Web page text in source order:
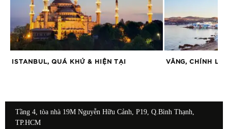
ISTANBUL, QUÁ KHỨ & HIỆN TẠI VÂNG, CHÍNH LÀ
Tầng 4, tòa nhà 19M Nguyễn Hữu Cảnh, P19, Q.Bình Thạnh,
TP.HCM